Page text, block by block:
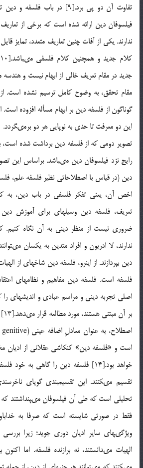
تفاوت آن دو پى برد.[9] در باب
فيلسوفان دين ارائه شده است كه برخى از
ندارند. يكى از آفات چنين تعاريف متعدد، تمايز
جديد در مقام تعريف خالى از ابهام نيست و هندسه
مقام تحقق، به وضوح كامل ترسيم نشده است.
گوناگون از فلسفه دين بر ابهام مسأله افزوده است.
اين دو معرفت تا حدى به نوپايى هر دو برمى‏گردد.
تصوير دومى كه از فلسفه دين برداشت شده است،
دين (در قياس با اصطلاحاتى نظير فلسفه علم،
تعريف، فلسفه دين وسيله‏اى براى آموزش
ضرورى نيست از منظر دينى به آن نگاه كنيم.
ندارند، لا ادريون و افراد متدين به يكسان
دين بپردازند. از اين‏رو، فلسفه دين شاخه‏اى از
فلسفه است. فلسفه دين مفاهيم و نظام‏هاى
اصلى تجربه دينى و مراسم عبادى و انديشه‏اى
است و «فلسفه دين» كنكاشى عقلانى از اديان
خواهد بود.[14] فلسفه دين را گاهى به
تقسيم مى‏كنند. اين تقسيم‏بندى گوياى
تحليلى است كه طى آن فيلسوفان مى‏پنداشتند كه
فقط در صورتى شايسته است كه صرفا به
ويژگى‏هاى ساير اديان دورى جويد؛ زيرا
الهيات مى‏دانستند، نه برازنده فلسفه. اما